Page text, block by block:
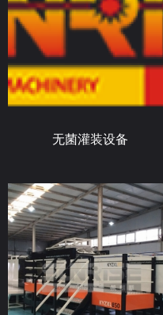
无菌灌装设备